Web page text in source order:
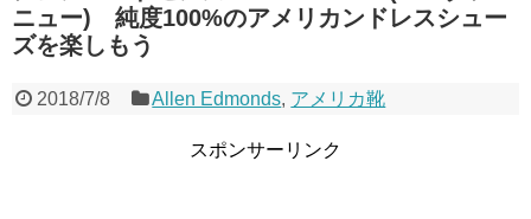
ニュー) 純度100%のアメリカンドレスシュー
ズを楽しもう
2018/7/8 Allen Edmonds, アメリカ靴
スポンサーリンク